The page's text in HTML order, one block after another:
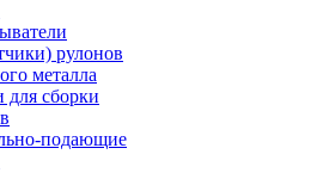
рулонов
металла
для сборки
подающие